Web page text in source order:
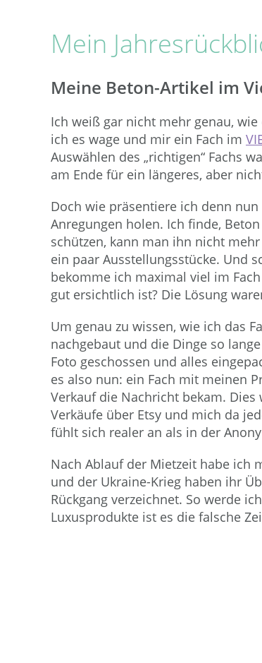
Mein
Meine Beton-Artikel im
Ich weiß gar nicht mehr genau,
ich es wage und mir ein Fach im
Auswählen des „richtigen“ Fachs
am Ende für ein längeres, aber
Doch wie präsentiere ich denn
Anregungen holen. Ich finde,
schützen, kann man ihn nicht
ein paar Ausstellungsstücke. Und
bekomme ich maximal viel im
gut ersichtlich ist? Die Lösung
Um genau zu wissen, wie ich das
nachgebaut und die Dinge so
Foto geschossen und alles
es also nun: ein Fach mit meinen
Verkauf die Nachricht bekam.
Verkäufe über Etsy und mich da
fühlt sich realer an als in der
Nach Ablauf der Mietzeit habe ich
und der Ukraine-Krieg haben ihr
Rückgang verzeichnet. So werde
Luxusprodukte ist es die falsche